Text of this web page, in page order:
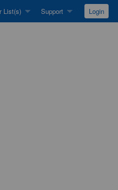
List(s) Support Login